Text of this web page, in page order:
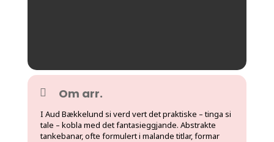
Om arr.
I Aud Bækkelund si verd vert det praktiske – tinga si
tale – kobla med det fantasieggjande. Abstrakte
tankebanar, ofte formulert i malande titlar, formar